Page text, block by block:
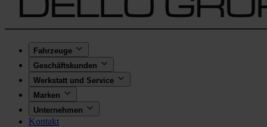
Fahrzeuge
Geschäftskunden
Werkstatt und Service
Marken
Unternehmen
Kontakt